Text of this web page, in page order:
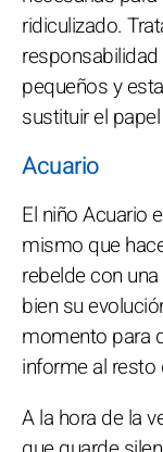
ridiculizado.
pequeños y
sustituir el
Acuario
El niño Acuario
mismo que
rebelde con
bien su
momento para
informe al resto
A la hora de la